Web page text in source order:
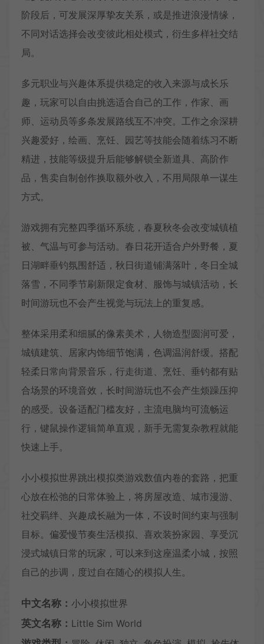
阶段后，可发展深厚挚友关系，或是推进浪漫情缘，
不同对话选择会改变彼此相处模式，衍生多样社交结
局。
多元职业与兴趣体系提供稳定的收入来源与成长乐
趣，玩家可以自由挑选适合自己的工作，作家、画
师、运动员等多条发展路线互不冲突。工作之余深耕
兴趣爱好，绘画、烹饪、园艺等技能会随着练习不断
精进，技能等级提升后能够解锁全新道具、高阶作
品，售卖自制创作换取额外收入，不用局限单一谋生
方式。
游戏拥有完整四季循环系统，春夏秋冬会改变城镇植
被、气温与可参与活动。春日花开适合户外野餐，夏
日湖畔垂钓氛围舒适，秋日街道铺满落叶，冬日全城
落雪，不同季节刷新限定食材、服饰与城镇活动，长
时间游玩也不会产生视觉与玩法上的重复感。
整体采用柔和细腻的像素美术，人物造型圆润可爱，
城镇建筑、居家内饰细节饱满，色调温润舒缓。搭配
轻柔日常向背景音乐，行走街道、烹饪、垂钓都有贴
合场景的环境音效，长时间游玩也不会产生烦躁压抑
的感受。设备适配门槛友好，主流电脑均可流畅运
行，键鼠操作逻辑简单直观，新手无需复杂教程就能
快速上手。
小小模拟世界跳出模拟类游戏数值内卷的套路，把重
心放在松弛的日常体验上，将房屋改造、城市漫游、
社交羁绊、兴趣成长融为一体，不设时间约束与强制
目标。偏爱慢节奏生活模拟、喜欢装扮家园、享受沉
浸式城镇日常的玩家，可以来到这座温柔小城，按照
自己的步调，度过自在随心的模拟人生。
中文名称： 小小模拟世界
英文名称： Little Sim World